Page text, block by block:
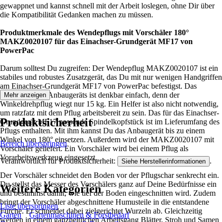
gewappnet und kannst schnell mit der Arbeit loslegen, ohne Dir über
die Kompatibilität Gedanken machen zu müssen.
Produktmerkmale des Wendepflugs mit Vorschäler 180°
MAKZ0020107 für das Einachser-Grundgerät MF17 von
PowerPac
Darum solltest Du zugreifen: Der Wendepflug MAKZ0020107 ist ein
stabiles und robustes Zusatzgerät, das Du mit nur wenigen Handgriffen
am Einachser-Grundgerät MF17 von PowerPac befestigst. Das
Anbringen des Anbaugeräts ist denkbar einfach, denn der
Winkeldrehpflug wiegt nur 15 kg. Ein Helfer ist also nicht notwendig,
um ratzfatz mit dem Pflug arbeitsbereit zu sein. Das für das Einachser-
Grundgerät MF17 passende Spindelkopfstück ist im Lieferumfang des
Pflugs enthalten. Mit ihm kannst Du das Anbaugerät bis zu einem
Winkel von 180° einsetzen. Außerdem wird der MAKZ0020107 mit
Vorschäler geliefert. Ein Vorschäler wird bei einem Pflug als
Vorarbeitswerkzeug eingesetzt.
Der Vorschäler schneidet den Boden vor der Pflugschar senkrecht ein.
Du stellst das Messer des Vorschälers ganz auf Deine Bedürfnisse ein
und bestimmst damit, wie tief der Boden eingeschnitten wird. Zudem
bringt der Vorschäler abgeschnittene Humusteile in die entstandene
Furche. Er schneidet dabei zielgerichtet Wurzeln ab. Gleichzeitig
werden in einem ganzheitlichen Arbeitsgang Blätter, Stroh und Samen
Mehr anzeigen
Produktsicherheit
Bereich überspringen
Verantwortlich für Produktsicherheit: Siehe Herstellerinformationen .
Weitere Kategorien
Liste überspringen
Garten
Gartenmaschinen & Forstbedarf